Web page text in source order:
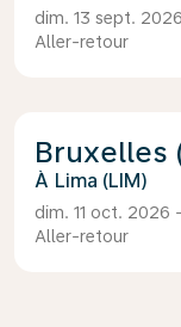
dim. 13 sept.
Aller-retour
Bruxelles
Lima (LIM)
dim. 11 oct. 2026
Aller-retour